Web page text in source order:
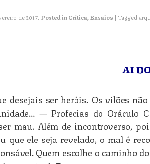
de 2017. Posted in Crítica, Ensaios | Tagged
AI
desejais ser heróis. Os vilões
— Profecias do Oráculo
mau. Além de incontroverso,
que ele seja revelado, o mal é
Quem escolhe o caminho